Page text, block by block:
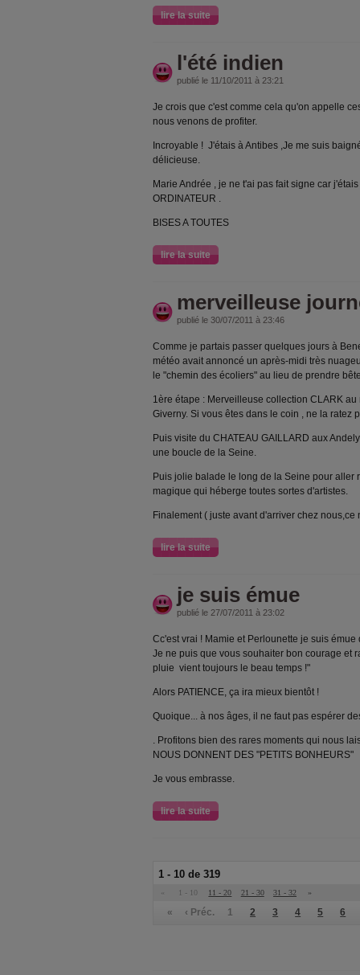
lire la suite
l'été indien
publié le 11/10/2011 à 23:21
Je crois que c'est comme cela qu'on appelle
nous venons de profiter.
Incroyable ! J'étais à Antibes ,Je me suis
délicieuse.
Marie Andrée , je ne t'ai pas fait signe car
ORDINATEUR .
BISES A TOUTES
lire la suite
merveilleuse
publié le 30/07/2011 à 23:46
Comme je partais passer quelques jours à
météo avait annoncé un après-midi très
le "chemin des écoliers" au lieu de prendre
1ère étape : Merveilleuse collection CLARK
Giverny. Si vous êtes dans le coin , ne la ratez
Puis visite du CHATEAU GAILLARD aux
une boucle de la Seine.
Puis jolie balade le long de la Seine pour aller
magique qui héberge toutes sortes d'artistes.
Finalement ( juste avant d'arriver chez nous,ce
lire la suite
je suis émue
publié le 27/07/2011 à 23:02
Cc'est vrai ! Mamie et Perlounette je suis
Je ne puis que vous souhaiter bon courage et
pluie vient toujours le beau temps !"
Alors PATIENCE, ça ira mieux bientôt !
Quoique... à nos âges, il ne faut pas espérer
. Profitons bien des rares moments qui nous
NOUS DONNENT DES "PETITS BONHEURS"
Je vous embrasse.
lire la suite
1 - 10 de 319
« 1 - 10 11 - 20 21 - 30 31 - 32 »
« ‹ Préc. 1 2 3 4 5 6